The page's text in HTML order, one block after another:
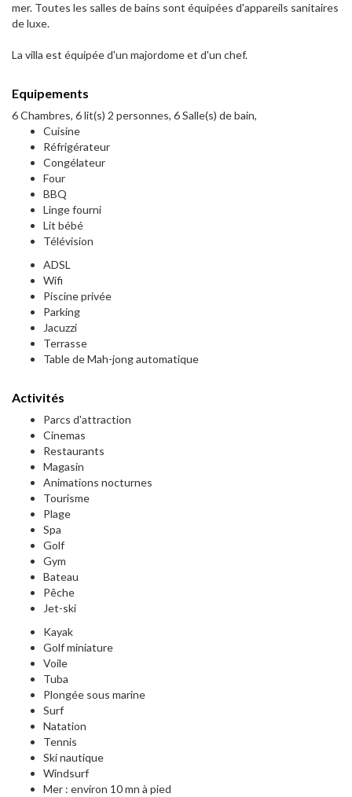
mer. Toutes les salles de bains sont équipées d'appareils sanitaires
de luxe.
La villa est équipée d'un majordome et d'un chef.
Equipements
6 Chambres, 6 lit(s) 2 personnes, 6 Salle(s) de bain,
Cuisine
Réfrigérateur
Congélateur
Four
BBQ
Linge fourni
Lit bébé
Télévision
ADSL
Wifi
Piscine privée
Parking
Jacuzzi
Terrasse
Table de Mah-jong automatique
Activités
Parcs d'attraction
Cinemas
Restaurants
Magasin
Animations nocturnes
Tourisme
Plage
Spa
Golf
Gym
Bateau
Pêche
Jet-ski
Kayak
Golf miniature
Voile
Tuba
Plongée sous marine
Surf
Natation
Tennis
Ski nautique
Windsurf
Mer : environ 10 mn à pied